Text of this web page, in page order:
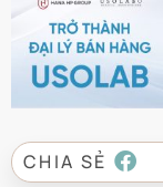
CHIA SẺ